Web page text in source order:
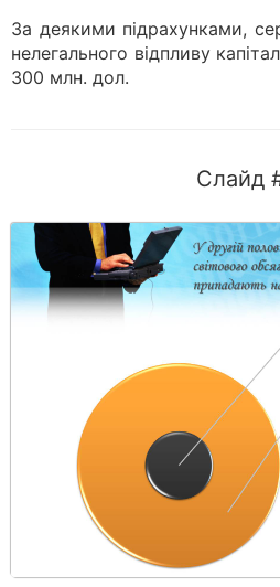
За деякими підрахунками,
нелегального відпливу
300 млн. дол.
Слайд